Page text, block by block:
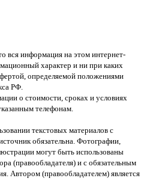
вся информация на этом интернет-
характер и ни при каких
определяемой положениями
РФ.
о стоимости, сроках и условиях
телефонам.
текстовых материалов с
обязательна. Фотографии,
могут быть использованы
(правообладателя) и с обязательным
Автором (правообладателем) является